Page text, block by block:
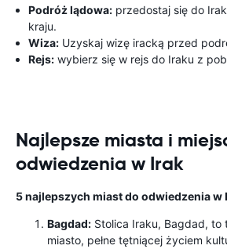
Podróż lądowa: przedostaj się do
kraju.
Wiza: Uzyskaj wizę iracką przed
Rejs: wybierz się w rejs do Iraku z
Najlepsze miasta i
odwiedzenia w Irak
5 najlepszych miast do odwiedzenia w
Bagdad: Stolica Iraku, Bagdad, to
miasto, pełne tętniącej życiem